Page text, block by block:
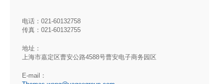
电话：021-60132758
传真：021-60132755
地址：
上海市嘉定区曹安公路4588号曹安电子商务园区
E-mail：